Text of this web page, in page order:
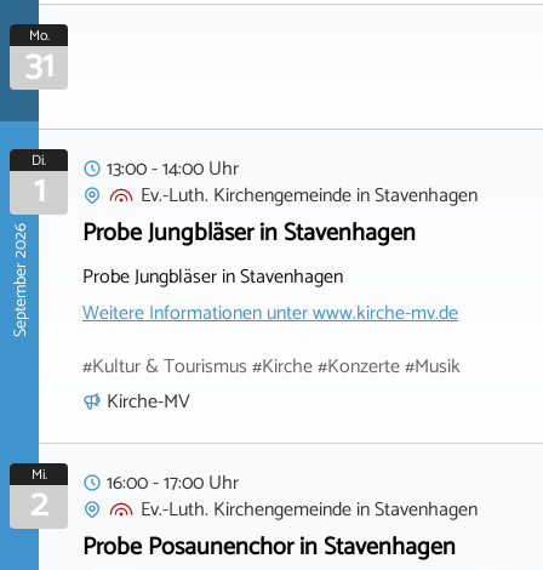
Mo.
31
September 2026
Di.
1
13:00 - 14:00 Uhr
Ev.-Luth. KirchengemeindeinStavenhagen
Probe Jungbläser in Stavenhagen
Probe Jungbläser in Stavenhagen
Weitere Informationen unterwww.kirche-mv.de
#Kultur & Tourismus #Kirche #Konzerte #Musik
Kirche-MV
Mi.
2
16:00 - 17:00 Uhr
Ev.-Luth. KirchengemeindeinStavenhagen
Probe Posaunenchor in Stavenhagen